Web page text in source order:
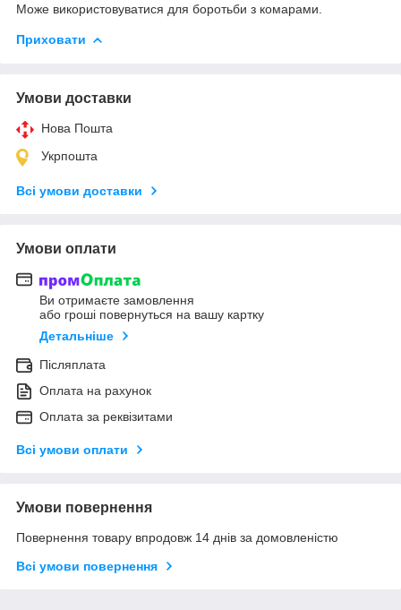
Може використовуватися для боротьби з комарами.
Приховати
Умови доставки
Нова Пошта
Укрпошта
Всі умови доставки
Умови оплати
Ви отримаєте замовлення
або гроші повернуться на вашу картку
Детальніше
Післяплата
Оплата на рахунок
Оплата за реквізитами
Всі умови оплати
Умови повернення
Повернення товару впродовж 14 днів за домовленістю
Всі умови повернення